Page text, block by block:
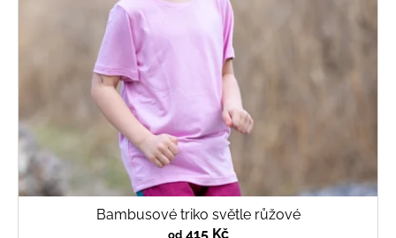
Bambusové triko světle růžové
od415 Kč